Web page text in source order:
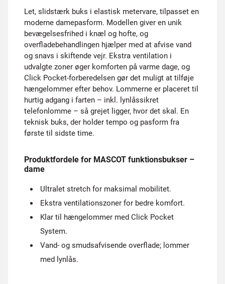
Let, slidstærk buks i elastisk metervare, tilpasset en
moderne damepasform. Modellen giver en unik
bevægelsesfrihed i knæl og hofte, og
overfladebehandlingen hjælper med at afvise vand
og snavs i skiftende vejr. Ekstra ventilation i
udvalgte zoner øger komforten på varme dage, og
Click Pocket-forberedelsen gør det muligt at tilføje
hængelommer efter behov. Lommerne er placeret til
hurtig adgang i farten – inkl. lynlåssikret
telefonlomme – så grejet ligger, hvor det skal. En
teknisk buks, der holder tempo og pasform fra
første til sidste time.
Produktfordele for MASCOT funktionsbukser –
dame
Ultralet stretch for maksimal mobilitet.
Ekstra ventilationszoner for bedre komfort.
Klar til hængelommer med Click Pocket
System.
Vand- og smudsafvisende overflade; lommer
med lynlås.